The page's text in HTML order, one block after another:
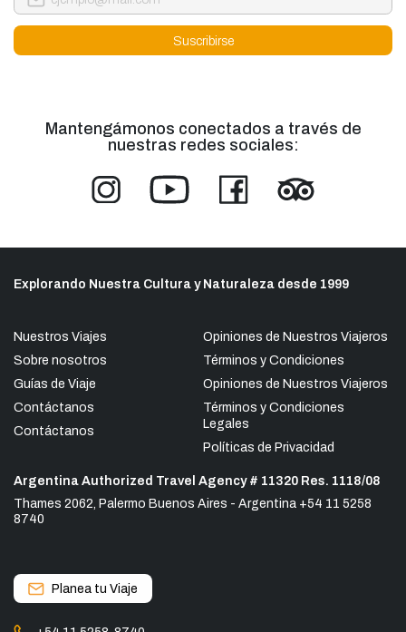
Mantengámonos conectados a través de
nuestras redes sociales:
Explorando Nuestra Cultura y Naturaleza desde 1999
Nuestros Viajes
Sobre nosotros
Guías de Viaje
Contáctanos
Contáctanos
Opiniones de Nuestros Viajeros
Términos y Condiciones
Opiniones de Nuestros Viajeros
Términos y Condiciones
Legales
Políticas de Privacidad
Argentina Authorized Travel Agency # 11320 Res. 1118/08
Thames 2062, Palermo Buenos Aires - Argentina +54 11 5258
8740
Planea tu Viaje